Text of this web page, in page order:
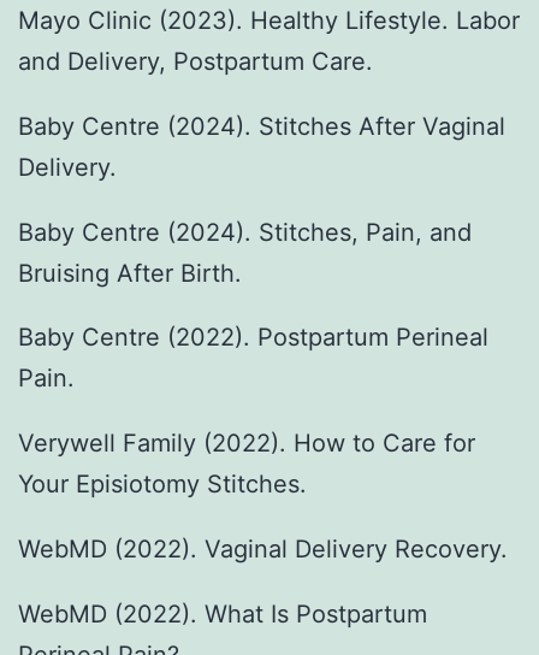
Mayo Clinic (2023). Healthy Lifestyle. Labor
and Delivery, Postpartum Care.
Baby Centre (2024). Stitches After Vaginal
Delivery.
Baby Centre (2024). Stitches, Pain, and
Bruising After Birth.
Baby Centre (2022). Postpartum Perineal
Pain.
Verywell Family (2022). How to Care for
Your Episiotomy Stitches.
WebMD (2022). Vaginal Delivery Recovery.
WebMD (2022). What Is Postpartum